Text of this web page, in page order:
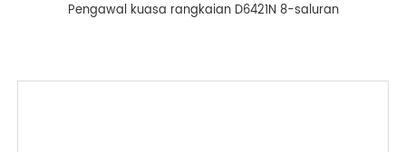
Pengawal kuasa rangkaian D6421N 8-saluran